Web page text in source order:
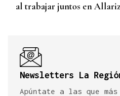
al trabajar juntos en Allariz
Newsletters La
Apúntate a las que